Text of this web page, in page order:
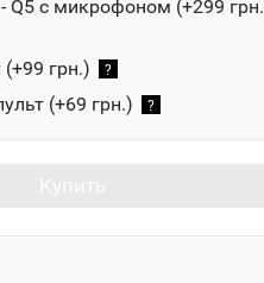
Q5 с микрофоном (+299 грн.
(+99 грн.) ?
(+69 грн.) ?